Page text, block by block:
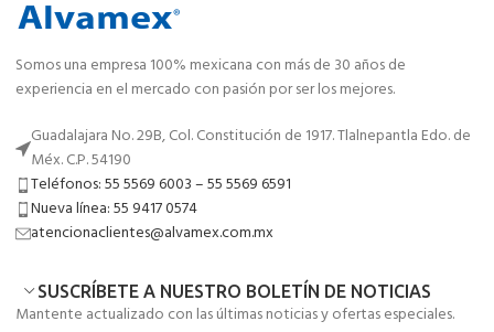
Somos una empresa 100% mexicana con más de 30 años de
experiencia en el mercado con pasión por ser los mejores.
Guadalajara No. 29B, Col. Constitución de 1917. Tlalnepantla Edo. de
Méx. C.P. 54190
Teléfonos: 55 5569 6003 – 55 5569 6591
Nueva línea: 55 9417 0574
atencionaclientes@alvamex.com.mx
SUSCRÍBETE A NUESTRO BOLETÍN DE NOTICIAS
Mantente actualizado con las últimas noticias y ofertas especiales.